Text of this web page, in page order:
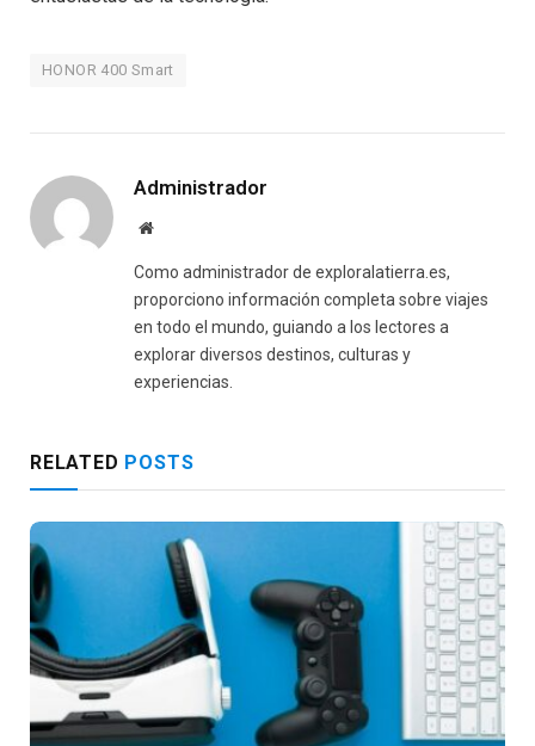
HONOR 400 Smart
Administrador
Website
Como administrador de exploralatierra.es,
proporciono información completa sobre viajes
en todo el mundo, guiando a los lectores a
explorar diversos destinos, culturas y
experiencias.
RELATED POSTS